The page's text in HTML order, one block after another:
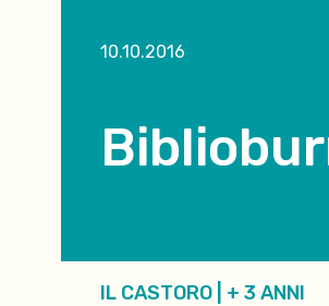
10.10.2016
IL CASTORO + 3 ANNI